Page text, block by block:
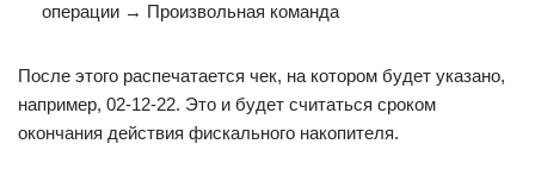
операции → Произвольная команда
После этого распечатается чек, на котором будет указано,
например, 02-12-22. Это и будет считаться сроком
окончания действия фискального накопителя.